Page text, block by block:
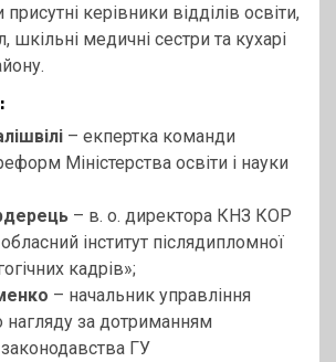
присутні керівники відділів освіти,
шкільні медичні сестри та кухарі
– екпертка команди
Міністерства освіти і науки
– в. о. директора КНЗ КОР
інститут післядипломної
кадрів»;
– начальник управління
за дотриманням
законодавства ГУ